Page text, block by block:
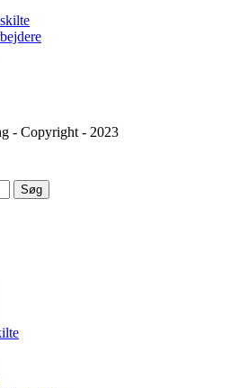
- Copyright - 2023
Søg